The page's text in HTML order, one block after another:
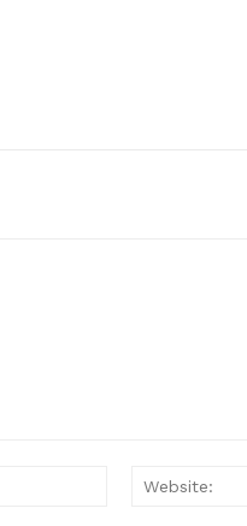
Email:*